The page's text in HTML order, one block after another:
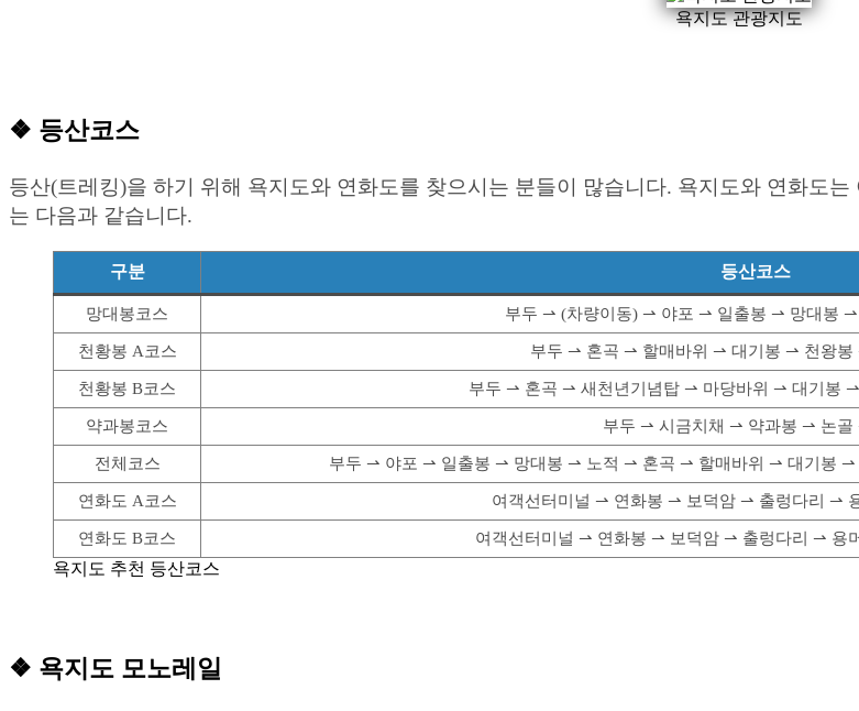
욕지도 관광지도
❖ 등산코스
등산(트레킹)을 하기 위해 욕지도와 연화도를 찾으시는 분들이 많습니다. 욕지도와 연화도
는 다음과 같습니다.
구분 등산코스
망대봉코스 부두 ⇀ (차량이동) ⇀ 야포 ⇀ 일출봉 ⇀ 망대봉
천황봉 A코스 부두 ⇀ 혼곡 ⇀ 할매바위 ⇀ 대기봉 ⇀ 천왕
천황봉 B코스 부두 ⇀ 혼곡 ⇀ 새천년기념탑 ⇀ 마당바위 ⇀ 대기봉
약과봉코스 부두 ⇀ 시금치채 ⇀ 약과봉 ⇀ 논골
전체코스 부두 ⇀ 야포 ⇀ 일출봉 ⇀ 망대봉 ⇀ 노적 ⇀ 혼곡 ⇀ 할매바위 ⇀ 대기봉
연화도 A코스 여객선터미널 ⇀ 연화봉 ⇀ 보덕암 ⇀ 출렁다리 ⇀
연화도 B코스 여객선터미널 ⇀ 연화봉 ⇀ 보덕암 ⇀ 출렁다리 ⇀ 용
욕지도 추천 등산코스
❖ 욕지도 모노레일